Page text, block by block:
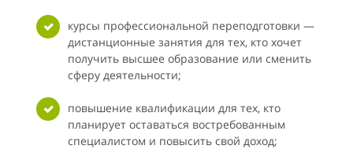
курсы профессиональной переподготовки —
дистанционные занятия для тех, кто хочет
получить высшее образование или сменить
сферу деятельности;
повышение квалификации для тех, кто
планирует оставаться востребованным
специалистом и повысить свой доход;